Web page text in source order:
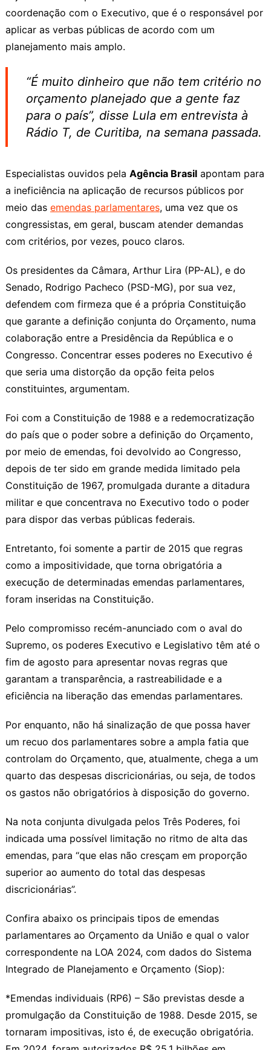
coordenação com o Executivo, que é o responsável por
aplicar as verbas públicas de acordo com um
planejamento mais amplo.
“É muito dinheiro que não tem critério no
orçamento planejado que a gente faz
para o país”, disse Lula em entrevista à
Rádio T, de Curitiba, na semana passada.
Especialistas ouvidos pela Agência Brasilapontam para
a ineficiência na aplicação de recursos públicos por
meio das emendas parlamentares, uma vez que os
congressistas, em geral, buscam atender demandas
com critérios, por vezes, pouco claros.
Os presidentes da Câmara, Arthur Lira (PP-AL), e do
Senado, Rodrigo Pacheco (PSD-MG), por sua vez,
defendem com firmeza que é a própria Constituição
que garante a definição conjunta do Orçamento, numa
colaboração entre a Presidência da República e o
Congresso. Concentrar esses poderes no Executivo é
que seria uma distorção da opção feita pelos
constituintes, argumentam.
Foi com a Constituição de 1988 e a redemocratização
do país que o poder sobre a definição do Orçamento,
por meio de emendas, foi devolvido ao Congresso,
depois de ter sido em grande medida limitado pela
Constituição de 1967, promulgada durante a ditadura
militar e que concentrava no Executivo todo o poder
para dispor das verbas públicas federais.
Entretanto, foi somente a partir de 2015 que regras
como a impositividade, que torna obrigatória a
execução de determinadas emendas parlamentares,
foram inseridas na Constituição.
Pelo compromisso recém-anunciado com o aval do
Supremo, os poderes Executivo e Legislativo têm até o
fim de agosto para apresentar novas regras que
garantam a transparência, a rastreabilidade e a
eficiência na liberação das emendas parlamentares.
Por enquanto, não há sinalização de que possa haver
um recuo dos parlamentares sobre a ampla fatia que
controlam do Orçamento, que, atualmente, chega a um
quarto das despesas discricionárias, ou seja, de todos
os gastos não obrigatórios à disposição do governo.
Na nota conjunta divulgada pelos Três Poderes, foi
indicada uma possível limitação no ritmo de alta das
emendas, para “que elas não cresçam em proporção
superior ao aumento do total das despesas
discricionárias”.
Confira abaixo os principais tipos de emendas
parlamentares ao Orçamento da União e qual o valor
correspondente na LOA 2024, com dados do Sistema
Integrado de Planejamento e Orçamento (Siop):
*Emendas individuais (RP6) – São previstas desde a
promulgação da Constituição de 1988. Desde 2015, se
tornaram impositivas, isto é, de execução obrigatória.